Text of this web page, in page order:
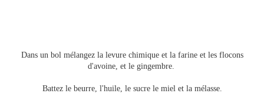
Dans un bol mélangez la levure chimique et la farine et les flocons
d'avoine, et le gingembre.
Battez le beurre, l'huile, le sucre le miel et la mélasse.